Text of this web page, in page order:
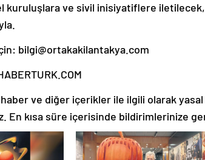
kuruluşlara ve sivil inisiyatiflere iletilecek,
bilgi@ortakakilantakya.com
haber ve diğer içerikler ile ilgili olarak
En kısa süre içerisinde bildirimlerinize